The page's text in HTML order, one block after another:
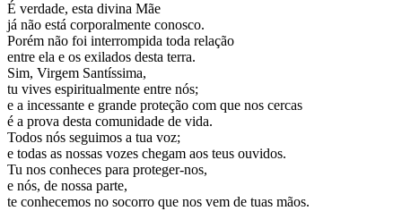
É verdade, esta divina Mãe
já não está corporalmente conosco.
Porém não foi interrompida toda relação
entre ela e os exilados desta terra.
Sim, Virgem Santíssima,
tu vives espiritualmente entre nós;
e a incessante e grande proteção com que nos cercas
é a prova desta comunidade de vida.
Todos nós seguimos a tua voz;
e todas as nossas vozes chegam aos teus ouvidos.
Tu nos conheces para proteger-nos,
e nós, de nossa parte,
te conhecemos no socorro que nos vem de tuas mãos.